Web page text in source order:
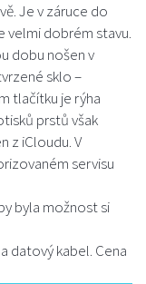
Je v záruce do
velmi dobrém stavu.
dobu nošen v
sklo –
tlačítku je rýha
prstů však
z iCloudu. V
servisu
byla možnost si
datový kabel. Cena